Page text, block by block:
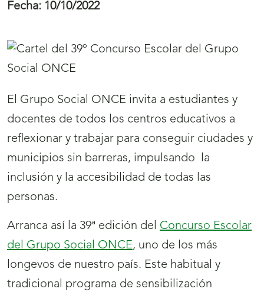
Fecha: 10/10/2022
El Grupo Social ONCE invita a estudiantes y
docentes de todos los centros educativos a
reflexionar y trabajar para conseguir ciudades y
municipios sin barreras, impulsando la
inclusión y la accesibilidad de todas las
personas.
Arranca así la 39ª edición del Concurso Escolar
del Grupo Social ONCE, uno de los más
longevos de nuestro país. Este habitual y
tradicional programa de sensibilización